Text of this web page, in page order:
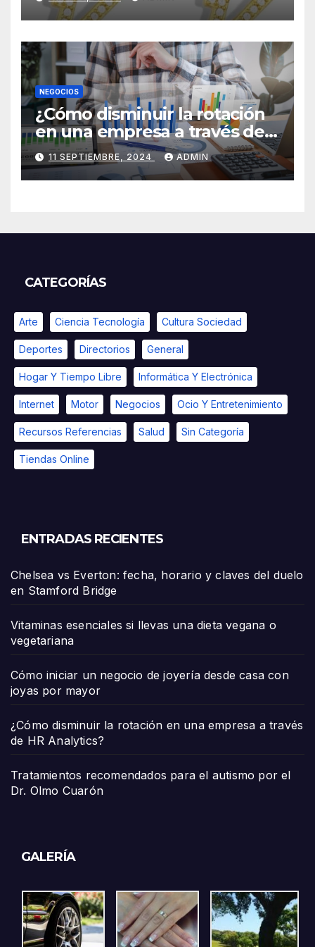
NEGOCIOS
¿Cómo disminuir la rotación
en una empresa a través de
HR Analytics?
11 SEPTIEMBRE, 2024 ADMIN
CATEGORÍAS
Arte Ciencia Tecnología Cultura Sociedad
Deportes Directorios General
Hogar Y Tiempo Libre Informática Y Electrónica
Internet Motor Negocios Ocio Y Entretenimiento
Recursos Referencias Salud Sin Categoría
Tiendas Online
ENTRADAS RECIENTES
Chelsea vs Everton: fecha, horario y claves del duelo
en Stamford Bridge
Vitaminas esenciales si llevas una dieta vegana o
vegetariana
Cómo iniciar un negocio de joyería desde casa con
joyas por mayor
¿Cómo disminuir la rotación en una empresa a través
de HR Analytics?
Tratamientos recomendados para el autismo por el
Dr. Olmo Cuarón
GALERÍA